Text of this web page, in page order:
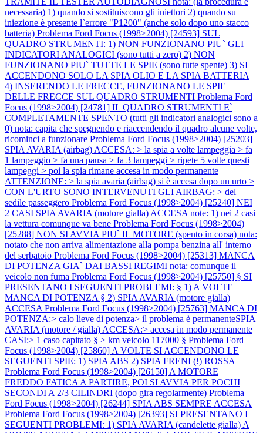
necessaria) 1) quando si sostituiscono gli iniettori 2) quando su
iniezione è presente l`errore "P1200" (anche solo dopo uno stacco
batteria) Problema Ford Focus (1998>2004) [24593] SUL
QUADRO STRUMENTI: 1) NON FUNZIONANO PIU` GLI
INDICATORI ANALOGICI (sono tutti a zero) 2) NON
FUNZIONANO PIU` TUTTE LE SPIE (sono tutte spente) 3) SI
ACCENDONO SOLO LA SPIA OLIO E LA SPIA BATTERIA
4) INSERENDO LE FRECCE, FUNZIONANO LE SPIE
DELLE FRECCE SUL QUADRO STRUMENTI Problema Ford
Focus (1998>2004) [24781] IL QUADRO STRUMENTI E`
COMPLETAMENTE SPENTO (tutti gli indicatori analogici sono a
0) nota: capita che spegnendo e riaccendendo il quadro alcune volte,
ricominci a funzionare Problema Ford Focus (1998>2004) [25203]
SPIA AVARIA (airbag) ACCESA: > la spia a volte lampeggia > fa
1 lampeggio > fa una pausa > fa 3 lampeggi > ripete 5 volte questi
lampeggi > poi la spia rimane accesa in modo permanente
ATTENZIONE: > la spia avaria (airbag) si è accesa dopo un urto >
CON L'URTO SONO INTERVENUTI GLI AIRBAG: > del
sedile passeggero Problema Ford Focus (1998>2004) [25240] NEI
2 CASI SPIA AVARIA (motore gialla) ACCESA note: 1) nei 2 casi
la vettura comunque va bene Problema Ford Focus (1998>2004)
[25288] NON SI AVVIA PIU` IL MOTORE (spento in corsa) nota:
notato che non arriva alimentazione alla pompa benzina all' interno
del serbatoio Problema Ford Focus (1998>2004) [25313] MANCA
DI POTENZA GIA` DAI BASSI REGIMI nota: comunque il
veicolo non fuma Problema Ford Focus (1998>2004) [25750] § SI
PRESENTANO I SEGUENTI PROBLEMI: § 1) A VOLTE
MANCA DI POTENZA § 2) SPIA AVARIA (motore gialla)
ACCESA Problema Ford Focus (1998>2004) [25763] MANCA DI
POTENZA:> calo lieve di potenza> il problema è permanenteSPIA
AVARIA (motore / gialla) ACCESA:> accesa in modo permanente
CASI:> 1 caso capitato § > km veicolo 117000 § Problema Ford
Focus (1998>2004) [25860] A VOLTE SI ACCENDONO LE
SEGUENTI SPIE: 1) SPIA ABS 2) SPIA FRENI (!) ROSSA
Problema Ford Focus (1998>2004) [26150] A MOTORE
FREDDO FATICA A PARTIRE, POI SI AVVIA PER POCHI
SECONDI A 2/3 CILINDRI (dopo gira regolarmente) Problema
Ford Focus (1998>2004) [26244] SPIA ABS SEMPRE ACCESA
Problema Ford Focus (1998>2004) [26393] SI PRESENTANO I
SEGUENTI PROBLEMI: 1) SPIA AVARIA (candelette gialla) A